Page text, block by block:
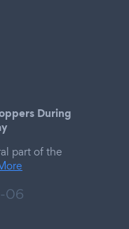
During
part of the
06